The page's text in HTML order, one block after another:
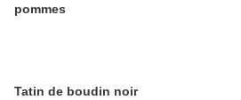
pommes
Tatin de boudin noir